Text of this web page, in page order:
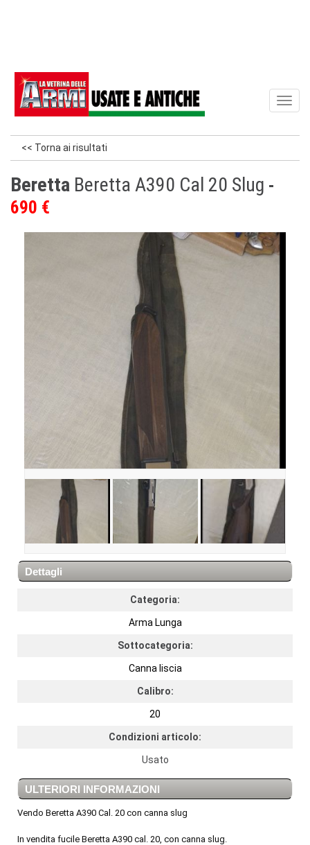
<< Torna ai risultati
Beretta Beretta A390 Cal 20 Slug
690 €
Dettagli
Categoria:
Arma Lunga
Sottocategoria:
Canna liscia
Calibro:
20
Condizioni articolo:
Usato
ULTERIORI INFORMAZIONI
Vendo Beretta A390 Cal. 20 con canna slug
In vendita fucile Beretta A390 cal. 20, con canna slug.